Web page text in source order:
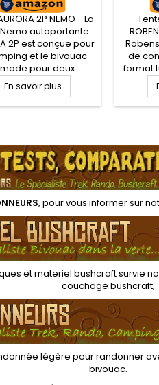
2P NEMO - La
autoportante
2P est conçue pour
et le bivouac
pour deux
sur 3 saisons.
dôme avec deux
ouvertures en
son double toit
du mauvais temps
aération est
Les murs
assurent le plus
grand...
En savoir plus
de
format
abside
son
, pour vous informer sur
etmateriel bushcraft survie
couchage bushcraft,
légère pour randonner
bivouac.